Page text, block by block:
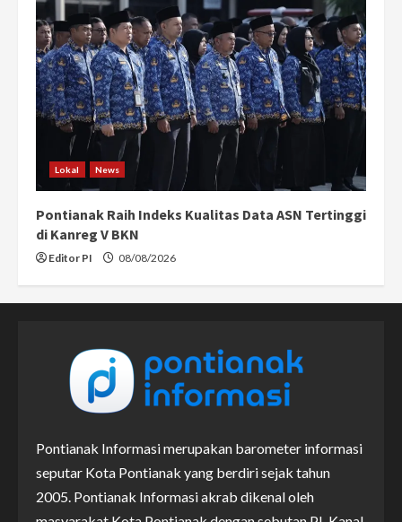
Lokal News
Pontianak Raih Indeks Kualitas Data ASN Tertinggi
di Kanreg V BKN
Editor PI 08/08/2026
Pontianak Informasi merupakan barometer informasi
seputar Kota Pontianak yang berdiri sejak tahun
2005. Pontianak Informasi akrab dikenal oleh